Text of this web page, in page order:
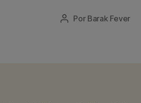
Autor
Por Barak Fever